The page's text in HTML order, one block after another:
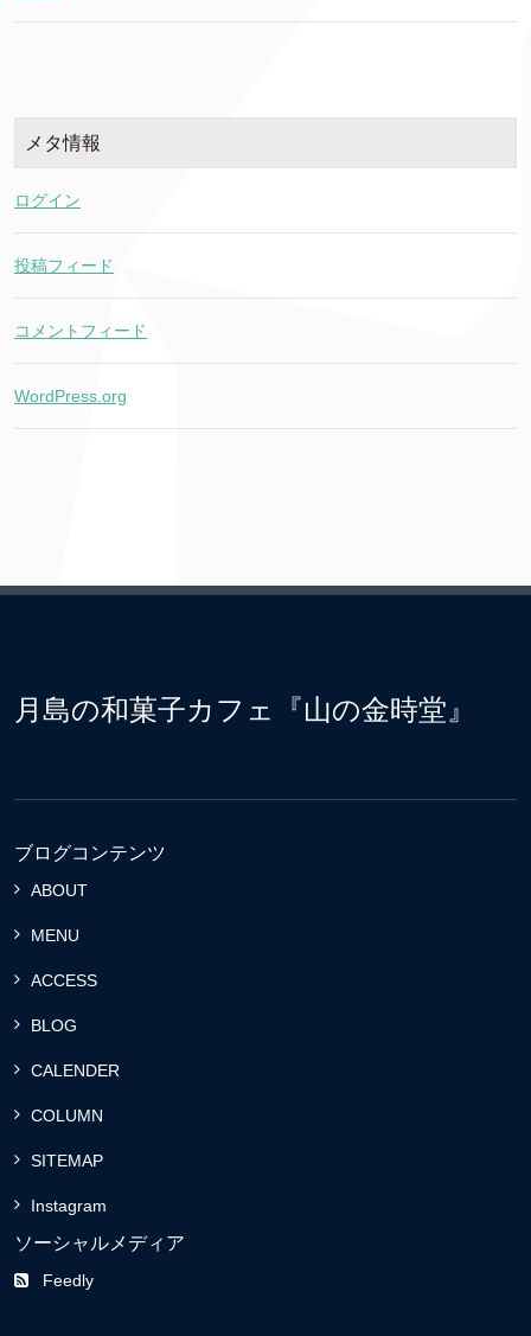
メタ情報
ログイン
投稿フィード
コメントフィード
WordPress.org
月島の和菓子カフェ『山の金時堂』
ブログコンテンツ
ABOUT
MENU
ACCESS
BLOG
CALENDER
COLUMN
SITEMAP
Instagram
ソーシャルメディア
Feedly